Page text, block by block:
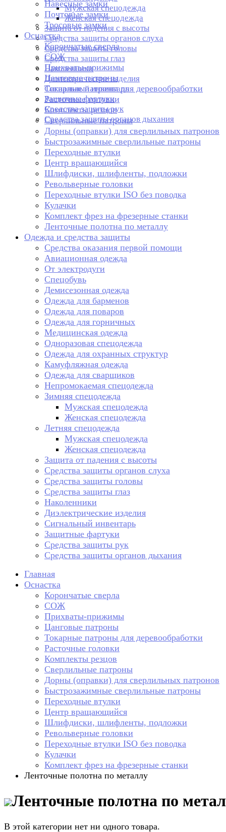
Мужская спецодежда
Женская спецодежда
Защита от падения с высоты
Средства защиты органов слуха
Средства защиты головы
Средства защиты глаз
Наколенники
Диэлектрические изделия
Сигнальный инвентарь
Защитные фартуки
Средства защиты рук
Средства защиты органов дыхания
Навесные замки
Почтовые замки
Тросовые замки
Оснастка
Корончатые сверла
СОЖ
Прихваты-прижимы
Цанговые патроны
Токарные патроны для деревообработки
Расточные головки
Комплекты резцов
Сверлильные патроны
Дорны (оправки) для сверлильных патронов
Быстрозажимные сверлильные патроны
Переходные втулки
Центр вращающийся
Шлифдиски, шлифленты, подложки
Револьверные головки
Переходные втулки ISO без поводка
Кулачки
Комплект фрез на фрезерные станки
Ленточные полотна по металлу
Одежда и средства защиты
Средства оказания первой помощи
Авиационная одежда
От электродуги
Спецобувь
Демисезонная одежда
Одежда для барменов
Одежда для поваров
Одежда для горничных
Медицинская одежда
Одноразовая спецодежда
Одежда для охранных структур
Камуфляжная одежда
Одежда для сварщиков
Непромокаемая спецодежда
Зимняя спецодежда
Мужская спецодежда
Женская спецодежда
Летняя спецодежда
Мужская спецодежда
Женская спецодежда
Защита от падения с высоты
Средства защиты органов слуха
Средства защиты головы
Средства защиты глаз
Наколенники
Диэлектрические изделия
Сигнальный инвентарь
Защитные фартуки
Средства защиты рук
Средства защиты органов дыхания
Главная
Оснастка
Корончатые сверла
СОЖ
Прихваты-прижимы
Цанговые патроны
Токарные патроны для деревообработки
Расточные головки
Комплекты резцов
Сверлильные патроны
Дорны (оправки) для сверлильных патронов
Быстрозажимные сверлильные патроны
Переходные втулки
Центр вращающийся
Шлифдиски, шлифленты, подложки
Револьверные головки
Переходные втулки ISO без поводка
Кулачки
Комплект фрез на фрезерные станки
Ленточные полотна по металлу
Ленточные полотна по
В этой категории нет ни одного товара.